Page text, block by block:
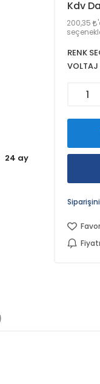
24 ay
Kdv
200,35
RENK
VOLTAJ